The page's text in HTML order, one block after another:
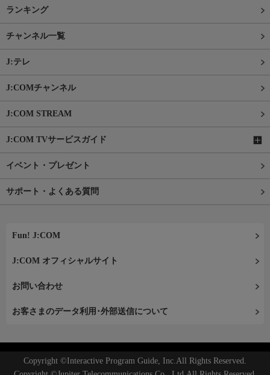
ランキング
チャンネル一覧
J:テレ
J:COMチャンネル
J:COM STREAM
J:COM TVサービスガイド
イベント・プレゼント
サポート・よくある質問
Fun! J:COM
J:COM オフィシャルサイト
お問い合わせ
お客さまのデータ利用･外部送信について
Copyright ©Interactive Program Guide, Inc.All Rights Reserved.